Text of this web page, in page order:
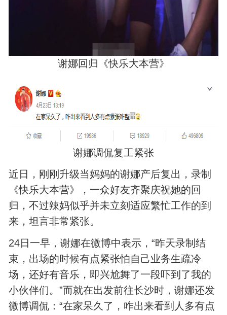
谢娜回归《快乐大本营》
谢娜调侃复工紧张
近日，刚刚升级当妈妈的谢娜产后复出，录制
《快乐大本营》，一众好友齐聚庆祝她的回
归，不过辣妈似乎并未立刻适应繁忙工作的到
来，坦言非常紧张。
24日一早，谢娜在微博中表示，“昨天录制结
束，出场的时候有点紧张怕自己业务生疏冷
场，还好有音乐，即兴尬舞了一段吓到了我的
小伙伴们。”而就在出发前往长沙时，谢娜还发
微博调侃：“在家呆久了，咋出来看到人多有点